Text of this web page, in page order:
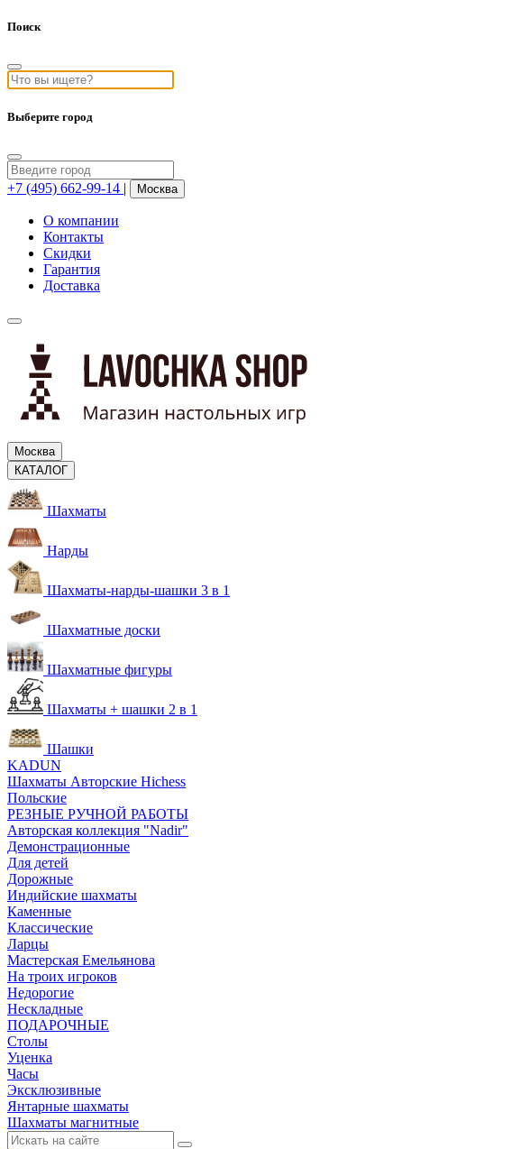
Поиск
Выберите город
+7 (495) 662-99-14 | Москва
О компании
Контакты
Скидки
Гарантия
Доставка
Москва
КАТАЛОГ
Шахматы
Нарды
Шахматы-нарды-шашки 3 в 1
Шахматные доски
Шахматные фигуры
Шахматы + шашки 2 в 1
Шашки
KADUN
Шахматы Авторские Hichess
Польские
РЕЗНЫЕ РУЧНОЙ РАБОТЫ
Авторская коллекция "Nadir"
Демонстрационные
Для детей
Дорожные
Индийские шахматы
Каменные
Классические
Ларцы
Мастерская Емельянова
На троих игроков
Недорогие
Нескладные
ПОДАРОЧНЫЕ
Столы
Уценка
Часы
Эксклюзивные
Янтарные шахматы
Шахматы магнитные